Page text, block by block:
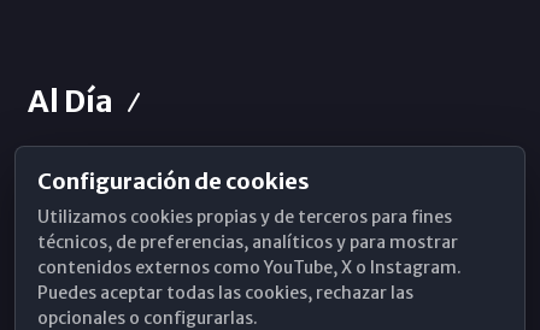
Al Día
Horarios de Misa
Hemeroteca
WhatsApp
Configuración de cookies
Utilizamos cookies propias y de terceros para fines
técnicos, de preferencias, analíticos y para mostrar
contenidos externos como YouTube, X o Instagram.
Puedes aceptar todas las cookies, rechazar las
opcionales o configurarlas.